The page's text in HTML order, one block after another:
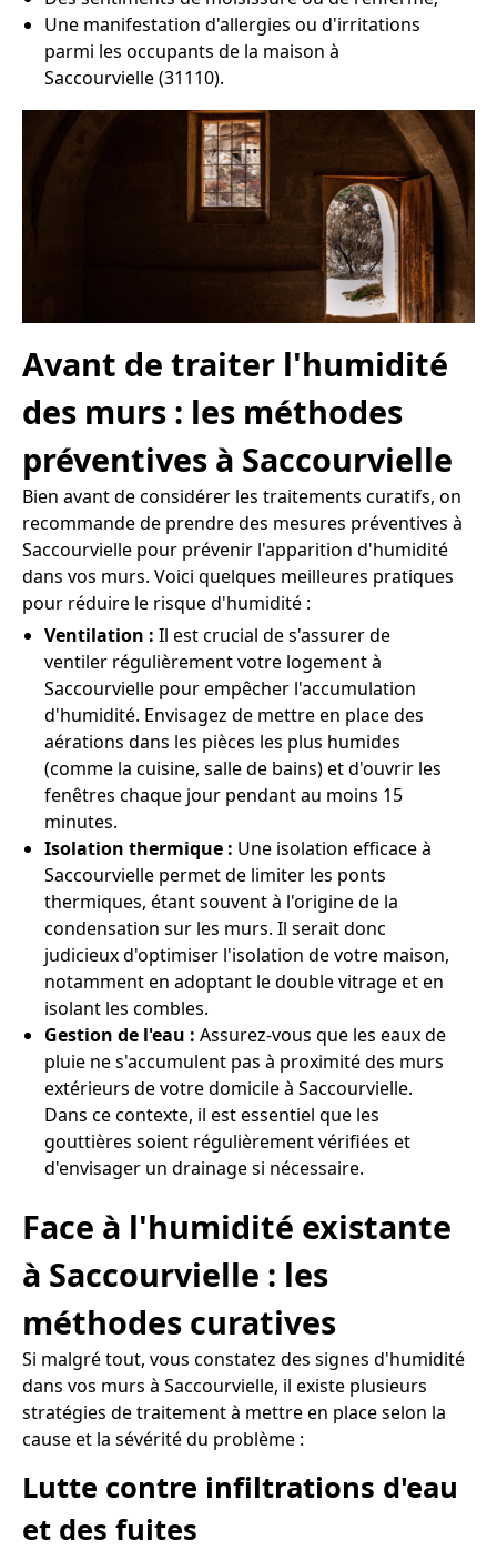
Une manifestation d'allergies ou d'irritations
parmi les occupants de la maison à
Saccourvielle (31110).
Avant de traiter l'humidité
des murs : les méthodes
préventives à Saccourvielle
Bien avant de considérer les traitements curatifs, on
recommande de prendre des mesures préventives à
Saccourvielle pour prévenir l'apparition d'humidité
dans vos murs. Voici quelques meilleures pratiques
pour réduire le risque d'humidité :
Ventilation : Il est crucial de s'assurer de
ventiler régulièrement votre logement à
Saccourvielle pour empêcher l'accumulation
d'humidité. Envisagez de mettre en place des
aérations dans les pièces les plus humides
(comme la cuisine, salle de bains) et d'ouvrir les
fenêtres chaque jour pendant au moins 15
minutes.
Isolation thermique : Une isolation efficace à
Saccourvielle permet de limiter les ponts
thermiques, étant souvent à l'origine de la
condensation sur les murs. Il serait donc
judicieux d'optimiser l'isolation de votre maison,
notamment en adoptant le double vitrage et en
isolant les combles.
Gestion de l'eau : Assurez-vous que les eaux de
pluie ne s'accumulent pas à proximité des murs
extérieurs de votre domicile à Saccourvielle.
Dans ce contexte, il est essentiel que les
gouttières soient régulièrement vérifiées et
d'envisager un drainage si nécessaire.
Face à l'humidité existante
à Saccourvielle : les
méthodes curatives
Si malgré tout, vous constatez des signes d'humidité
dans vos murs à Saccourvielle, il existe plusieurs
stratégies de traitement à mettre en place selon la
cause et la sévérité du problème :
Lutte contre infiltrations d'eau
et des fuites